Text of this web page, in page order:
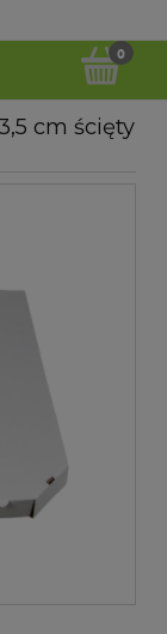
cm ścięty